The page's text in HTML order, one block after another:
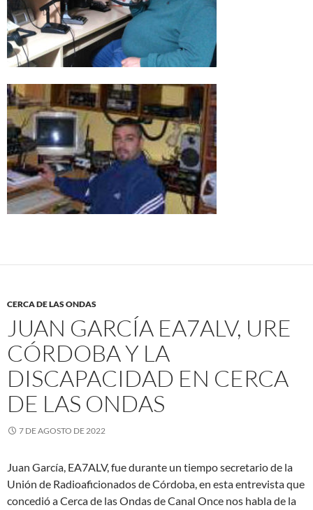
CERCA DE LAS ONDAS
JUAN GARCÍA EA7ALV, URE
CÓRDOBA Y LA
DISCAPACIDAD EN CERCA
DE LAS ONDAS
7 DE AGOSTO DE 2022
Juan García, EA7ALV, fue durante un tiempo secretario de la
Unión de Radioaficionados de Córdoba, en esta entrevista que
concedió a Cerca de las Ondas de Canal Once nos habla de la